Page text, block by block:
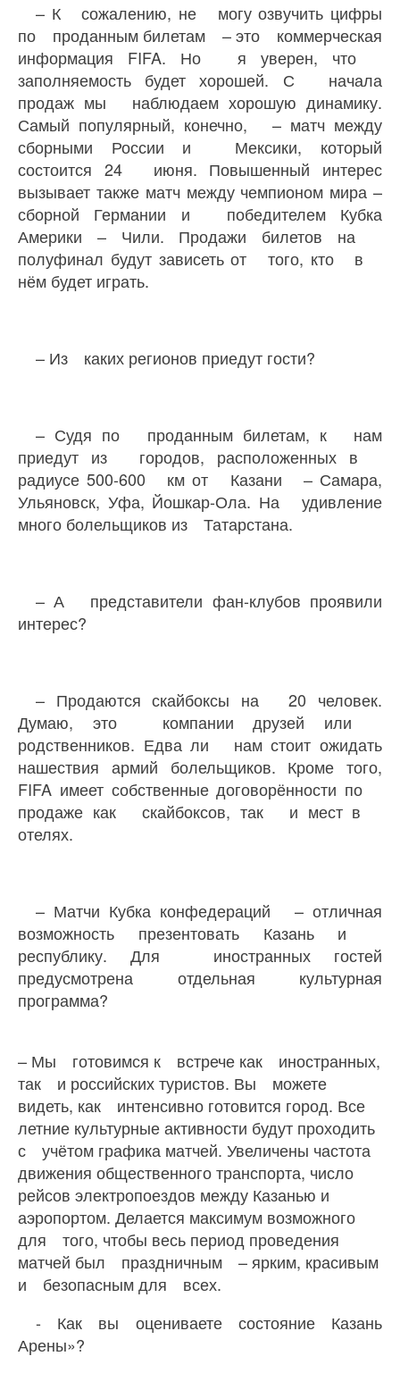
– К сожалению, не могу озвучить цифры
по проданным билетам – это коммерческая
информация FIFA. Но я уверен, что
заполняемость будет хорошей. С начала
продаж мы наблюдаем хорошую динамику.
Самый популярный, конечно, – матч между
сборными России и Мексики, который
состоится 24 июня. Повышенный интерес
вызывает также матч между чемпионом мира –
сборной Германии и победителем Кубка
Америки – Чили. Продажи билетов на
полуфинал будут зависеть от того, кто в
нём будет играть.
– Из каких регионов приедут гости?
– Судя по проданным билетам, к нам
приедут из городов, расположенных в
радиусе 500-600 км от Казани – Самара,
Ульяновск, Уфа, Йошкар-Ола. На удивление
много болельщиков из Татарстана.
– А представители фан-клубов проявили
интерес?
– Продаются скайбоксы на 20 человек.
Думаю, это компании друзей или
родственников. Едва ли нам стоит ожидать
нашествия армий болельщиков. Кроме того,
FIFA имеет собственные договорённости по
продаже как скайбоксов, так и мест в
отелях.
– Матчи Кубка конфедераций – отличная
возможность презентовать Казань и
республику. Для иностранных гостей
предусмотрена отдельная культурная
программа?
– Мы готовимся к встрече как иностранных,
так и российских туристов. Вы можете
видеть, как интенсивно готовится город. Все
летние культурные активности будут проходить
с учётом графика матчей. Увеличены частота
движения общественного транспорта, число
рейсов электропоездов между Казанью и
аэропортом. Делается максимум возможного
для того, чтобы весь период проведения
матчей был праздничным – ярким, красивым
и безопасным для всех.
- Как вы оцениваете состояние Казань
Арены»?